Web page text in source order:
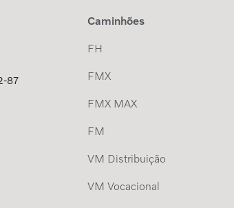
87
Caminhões
FH
FMX
FMX MAX
FM
VM Distribuição
VM Vocacional